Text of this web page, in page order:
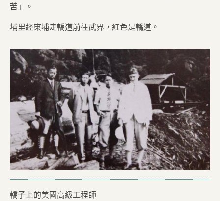
苦」。
埔里經東埔走轎道前往武界，紅色是轎道。
轎子上的美國高級工程師